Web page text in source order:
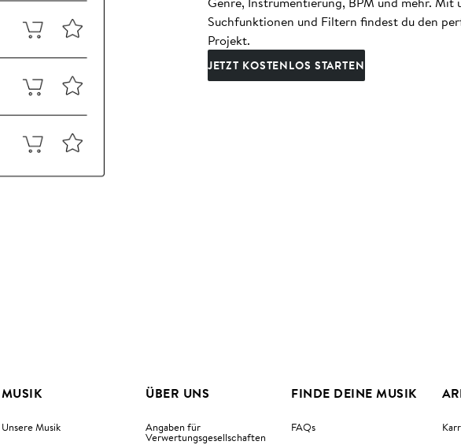
Suchfunktionen und Filtern findest du den
Projekt.
JETZT KOSTENLOS STARTEN
MUSIK
Unsere Musik
ÜBER UNS
Angaben für
Verwertungsgesellschaften
FINDE DEINE MUSIK
FAQs